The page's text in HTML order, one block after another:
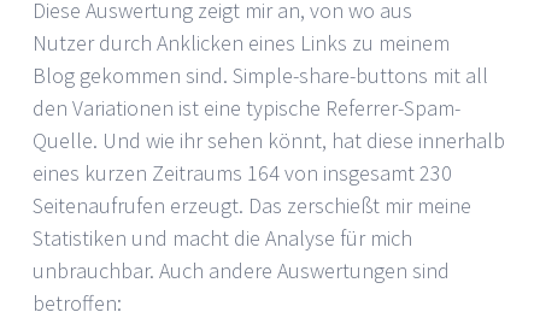
Diese Auswertung zeigt mir an, von wo aus
Nutzer durch Anklicken eines Links zu meinem
Blog gekommen sind. Simple-share-buttons mit all
den Variationen ist eine typische Referrer-Spam-
Quelle. Und wie ihr sehen könnt, hat diese innerhalb
eines kurzen Zeitraums 164 von insgesamt 230
Seitenaufrufen erzeugt. Das zerschießt mir meine
Statistiken und macht die Analyse für mich
unbrauchbar. Auch andere Auswertungen sind
betroffen: